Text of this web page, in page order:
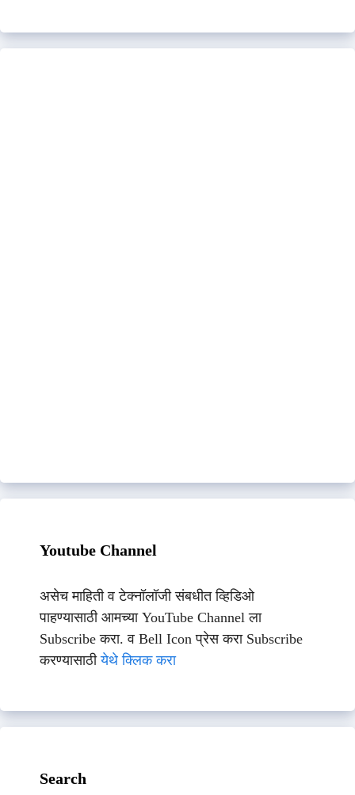
Youtube Channel
असेच माहिती व टेक्नॉलॉजी संबधीत व्हिडिओ
पाहण्यासाठी आमच्या YouTube Channel ला
Subscribe करा. व Bell Icon प्रेस करा Subscribe
करण्यासाठीयेथे क्लिक करा
Search